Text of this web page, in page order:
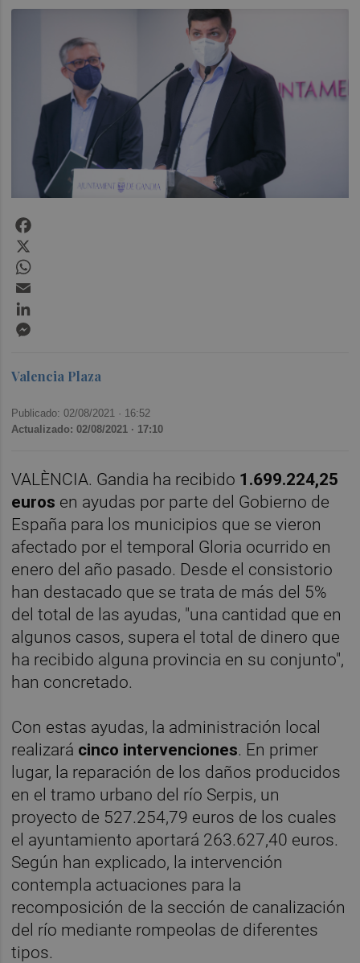
Valencia Plaza
Publicado: 02/08/2021 · 16:52
Actualizado: 02/08/2021 · 17:10
VALÈNCIA. Gandia ha recibido 1.699.224,25
euros en ayudas por parte del Gobierno de
España para los municipios que se vieron
afectado por el temporal Gloria ocurrido en
enero del año pasado. Desde el consistorio
han destacado que se trata de más del 5%
del total de las ayudas, "una cantidad que en
algunos casos, supera el total de dinero que
ha recibido alguna provincia en su conjunto",
han concretado.
Con estas ayudas, la administración local
realizará cinco intervenciones. En primer
lugar, la reparación de los daños producidos
en el tramo urbano del río Serpis, un
proyecto de 527.254,79 euros de los cuales
el ayuntamiento aportará 263.627,40 euros.
Según han explicado, la intervención
contempla actuaciones para la
recomposición de la sección de canalización
del río mediante rompeolas de diferentes
tipos.